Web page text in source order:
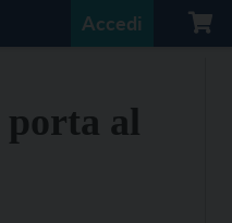
Accedi
porta al